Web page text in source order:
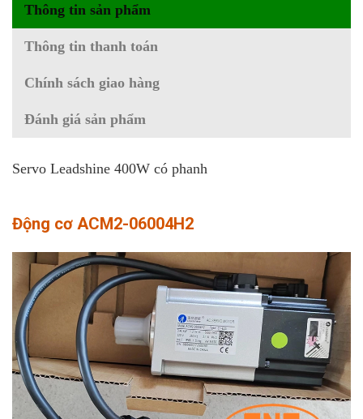
Thông tin sản phẩm
Thông tin thanh toán
Chính sách giao hàng
Đánh giá sản phẩm
Servo Leadshine 400W có phanh
Động cơ ACM2-06004H2